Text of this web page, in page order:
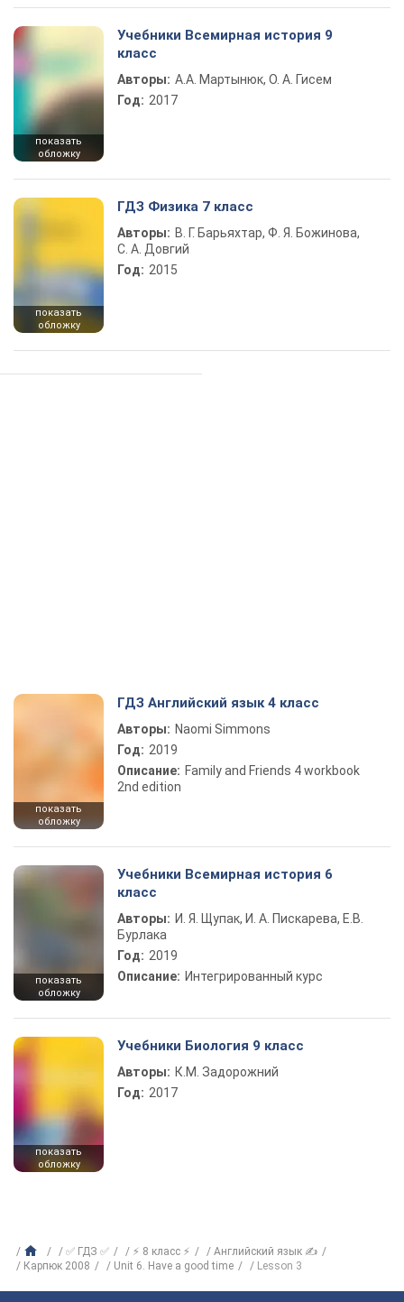
показать
обложку
Учебники Всемирная история 9
класс
Авторы: А.А. Мартынюк, О. А. Гисем
Год: 2017
показать
обложку
ГДЗ Физика 7 класс
Авторы: В. Г. Барьяхтар, Ф. Я. Божинова,
С. А. Довгий
Год: 2015
показать
обложку
ГДЗ Английский язык 4 класс
Авторы: Naomi Simmons
Год: 2019
Описание: Family and Friends 4 workbook
2nd edition
показать
обложку
Учебники Всемирная история 6
класс
Авторы: И. Я. Щупак, И. А. Пискарева, Е.В.
Бурлака
Год: 2019
Описание: Интегрированный курс
показать
обложку
Учебники Биология 9 класс
Авторы: К.М. Задорожний
Год: 2017
✅ ГДЗ ✅ ⚡ 8 класс ⚡
Английский язык ✍
Карпюк 2008
Unit 6. Have a good time Lesson 3